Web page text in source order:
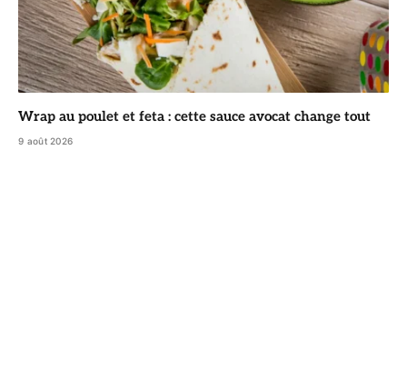
Wrap au poulet et feta : cette sauce avocat change tout
9 août 2026